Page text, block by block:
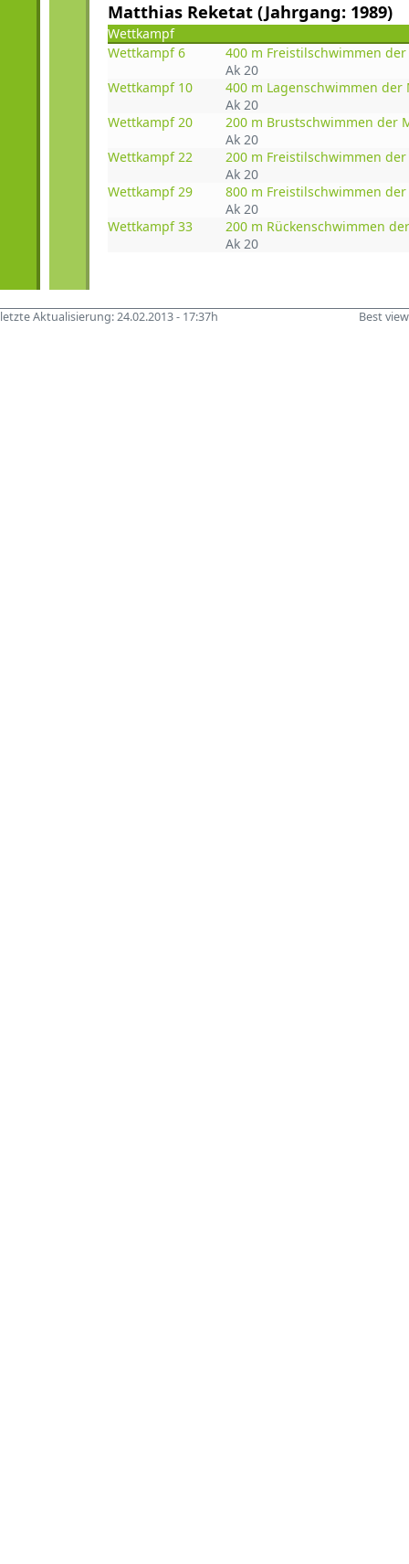
Matthias Reketat (Jahrgang: 1989)
Wettkampf
Wettkampf 6
400 m Freistilschwimmen
Ak 20
Wettkampf 10
400 m Lagenschwimmen der
Ak 20
Wettkampf 20
200 m Brustschwimmen der
Ak 20
Wettkampf 22
200 m Freistilschwimmen
Ak 20
Wettkampf 29
800 m Freistilschwimmen
Ak 20
Wettkampf 33
200 m Rückenschwimmen
Ak 20
Best
letzte Aktualisierung: 24.02.2013 - 17:37h